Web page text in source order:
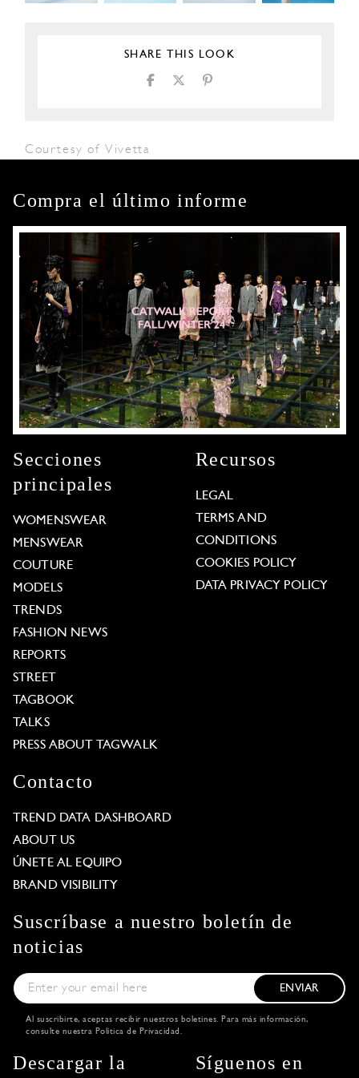
SHARE THIS LOOK
Courtesy of Vivetta
Compra el último informe
Secciones
principales
WOMENSWEAR
MENSWEAR
COUTURE
MODELS
TRENDS
FASHION NEWS
REPORTS
STREET
TAGBOOK
TALKS
PRESS ABOUT TAGWALK
Recursos
LEGAL
TERMS AND
CONDITIONS
COOKIES POLICY
DATA PRIVACY POLICY
Contacto
TREND DATA DASHBOARD
ABOUT US
ÚNETE AL EQUIPO
BRAND VISIBILITY
Suscríbase a nuestro boletín de
noticias
ENVIAR
Al suscribirte, aceptas recibir nuestros boletines. Para más información,
consulte nuestra Política de Privacidad .
Descargar la
Síguenos en